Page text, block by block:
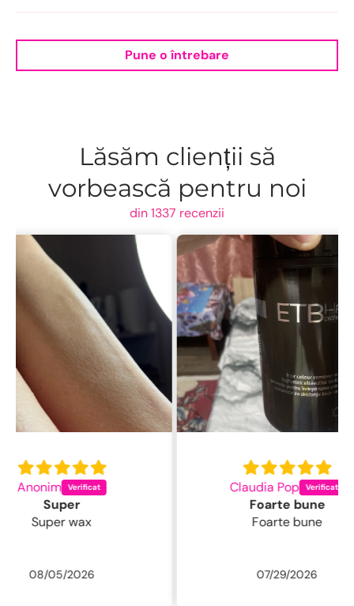
Pune o întrebare
Lăsăm clienții să
vorbească pentru noi
din 1337 recenzii
Excelentă